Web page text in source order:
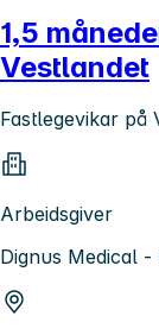
1,5
Vestlandet
Fastlegevikar på
Arbeidsgiver
Dignus Medical